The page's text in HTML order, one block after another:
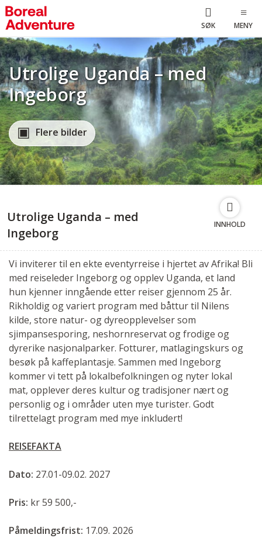
SØK MENY
Utrolige Uganda – med
Ingeborg
Flere bilder
Utrolige Uganda – med
Ingeborg
INNHOLD
Vi inviterer til en ekte eventyrreise i hjertet av Afrika! Bli
med reiseleder Ingeborg og opplev Uganda, et land
hun kjenner inngående etter reiser gjennom 25 år.
Rikholdig og variert program med båttur til Nilens
kilde, store natur- og dyreopplevelser som
sjimpansesporing, neshornreservat og frodige og
dyrerike nasjonalparker. Fotturer, matlagingskurs og
besøk på kaffeplantasje. Sammen med Ingeborg
kommer vi tett på lokalbefolkningen og nyter lokal
mat, opplever deres kultur og tradisjoner nært og
personlig og i områder uten mye turister. Godt
tilrettelagt program med mye inkludert!
REISEFAKTA
Dato: 27.01-09.02. 2027
Pris: kr 59 500,-
Påmeldingsfrist: 17.09. 2026